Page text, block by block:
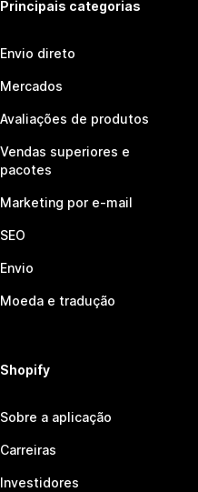
Principais categorias
Envio direto
Mercados
Avaliações de produtos
Vendas superiores e
pacotes
Marketing por e-mail
SEO
Envio
Moeda e tradução
Shopify
Sobre a aplicação
Carreiras
Investidores